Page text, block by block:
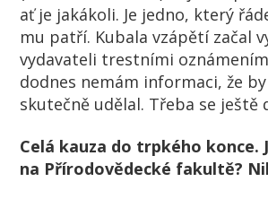
ať je jakákoli. Je jedno, který
mu patří. Kubala vzápětí začal
vydavateli trestními
dodnes nemám informaci, že
skutečně udělal. Třeba se ještě
Celá kauza do trpkého konce.
na Přírodovědecké fakultě?